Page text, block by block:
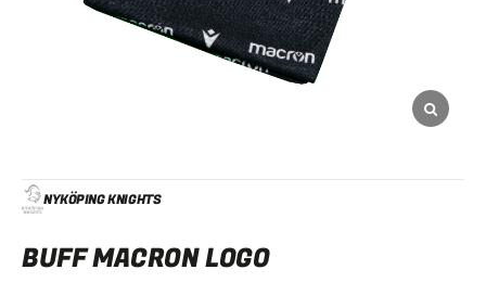
NYKÖPING KNIGHTS
BUFF MACRON LOGO